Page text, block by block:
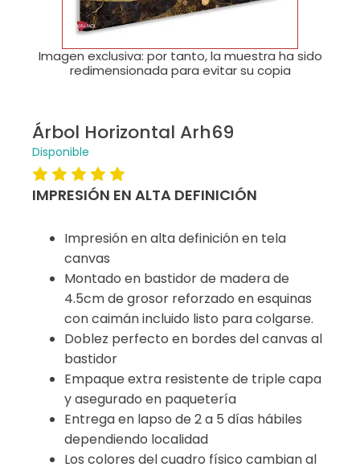
Imagen exclusiva: por tanto, la muestra ha sido
redimensionada para evitar su copia
Árbol Horizontal Arh69
Disponible
IMPRESIÓN EN ALTA DEFINICIÓN
Impresión en alta definición en tela
canvas
Montado en bastidor de madera de
4.5cm de grosor reforzado en esquinas
con caimán incluido listo para colgarse.
Doblez perfecto en bordes del canvas al
bastidor
Empaque extra resistente de triple capa
y asegurado en paquetería
Entrega en lapso de 2 a 5 días hábiles
dependiendo localidad
Los colores del cuadro físico cambian al